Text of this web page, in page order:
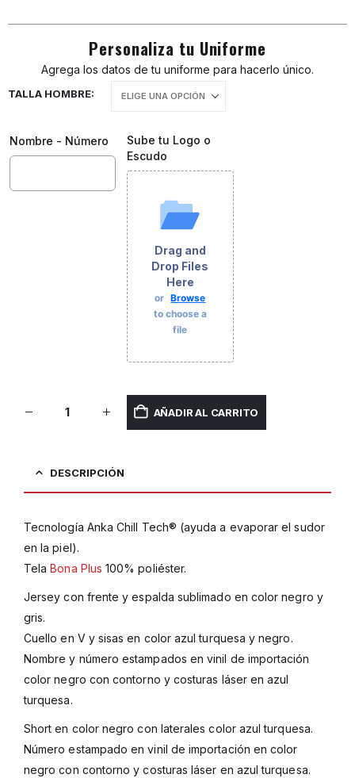
Personaliza tu Uniforme
Agrega los datos de tu uniforme para hacerlo único.
TALLA HOMBRE
Nombre - Número
Sube tu Logo o
Escudo
Drag and
Drop Files
Here
or Browse
to choose a
file
AÑADIR AL CARRITO
DESCRIPCIÓN
Tecnología Anka Chill Tech® (ayuda a evaporar el sudor
en la piel).
TelaBona Plus 100% poliéster.
Jersey con frente y espalda sublimado en color negro y
gris.
Cuello en V y sisas en color azul turquesa y negro.
Nombre y número estampados en vinil de importación
color negro con contorno y costuras láser en azul
turquesa.
Short en color negro con laterales color azul turquesa.
Número estampado en vinil de importación en color
negro con contorno y costuras láser en azul turquesa.